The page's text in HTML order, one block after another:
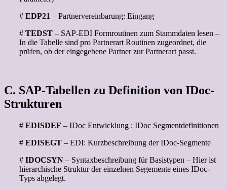
# EDP21 – Partnervereinbarung: Eingang
# TEDST – SAP-EDI Formroutinen zum Stammdaten lesen –
In die Tabelle sind pro Partnerart Routinen zugeordnet, die
prüfen, ob der eingegebene Partner zur Partnerart passt.
C. SAP-Tabellen zu Definition von IDoc-
Strukturen
# EDISDEF – IDoc Entwicklung : IDoc Segmentdefinitionen
# EDISEGT – EDI: Kurzbeschreibung der IDoc-Segmente
# IDOCSYN – Syntaxbeschreibung für Basistypen – Hier ist
hierarchische Struktur der einzelnen Segemente eines IDoc-
Typs abgelegt.